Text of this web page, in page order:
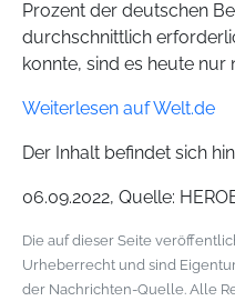
Prozent der deutschen
durchschnittlich
konnte, sind es heute nur
Weiterlesen auf Welt.de
Der Inhalt befindet sich
06.09.2022, Quelle:
Die auf dieser Seite
Urheberrecht und sind
der Nachrichten-Quelle. Alle